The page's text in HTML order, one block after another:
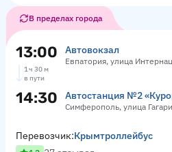
В пределах города
13:00 Автовокзал
Евпатория, улица
1 ч 30 м
в пути
14:30 Автостанция №2
Симферополь, улица
Перевозчик:Крымтроллейбус